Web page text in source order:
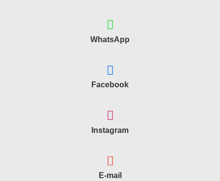
WhatsApp
Facebook
Instagram
E-mail